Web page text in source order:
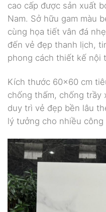
cao cấp được sản xuất
Nam. Sở hữu gam màu
cùng họa tiết vân đá
đến vẻ đẹp thanh lịch,
phong cách thiết kế nội
Kích thước 60×60 cm
chống thấm, chống trầy
duy trì vẻ đẹp bền lâu
lý tưởng cho nhiều công